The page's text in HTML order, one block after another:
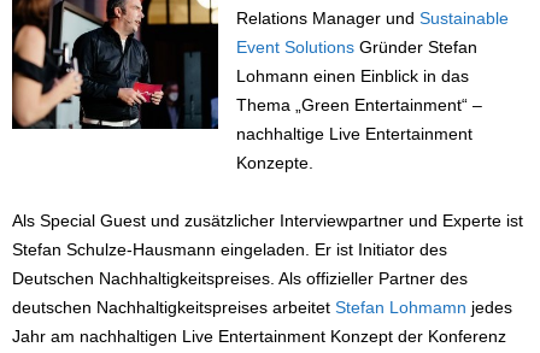
Relations Manager undSustainable
Event Solutions Gründer Stefan
Lohmann einen Einblick in das
Thema „Green Entertainment“ –
nachhaltige Live Entertainment
Konzepte.
Als Special Guest und zusätzlicher Interviewpartner und Experte ist
Stefan Schulze-Hausmann eingeladen. Er ist Initiator des
Deutschen Nachhaltigkeitspreises. Als offizieller Partner des
deutschen Nachhaltigkeitspreises arbeitet Stefan Lohmamn jedes
Jahr am nachhaltigen Live Entertainment Konzept der Konferenz